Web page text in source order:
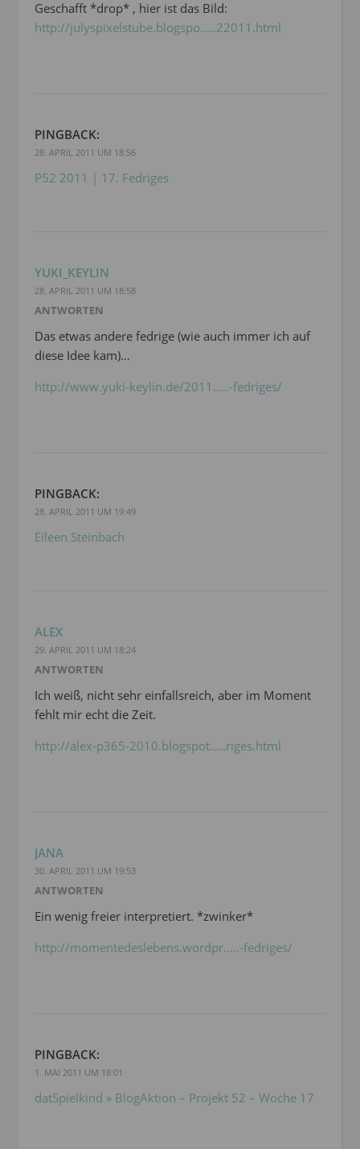
Geschafft *drop* , hier ist das Bild:
http://julyspixelstube.blogspo.....22011.html
PINGBACK:
28. APRIL 2011 UM 18:56
P52 2011 | 17. Fedriges
YUKI_KEYLIN
28. APRIL 2011 UM 18:58
ANTWORTEN
Das etwas andere fedrige (wie auch immer ich auf
diese Idee kam)…
http://www.yuki-keylin.de/2011.....-fedriges/
PINGBACK:
28. APRIL 2011 UM 19:49
Eileen Steinbach
ALEX
29. APRIL 2011 UM 18:24
ANTWORTEN
Ich weiß, nicht sehr einfallsreich, aber im Moment
fehlt mir echt die Zeit.
http://alex-p365-2010.blogspot.....riges.html
JANA
30. APRIL 2011 UM 19:53
ANTWORTEN
Ein wenig freier interpretiert. *zwinker*
http://momentedeslebens.wordpr.....-fedriges/
PINGBACK:
1. MAI 2011 UM 18:01
datSpielkind » BlogAktion – Projekt 52 – Woche 17